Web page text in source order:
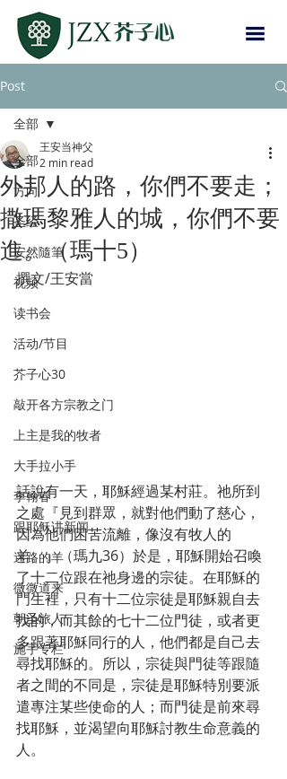
Post
全部
方向
圣经
安然隨筆
视频
读书会
活动/节目
芥子心30
敲开各方宗教之门
上主是我的牧者
大手拉小手
李翰春
跟耶稣讲新闻
迷路的羊
微微道来
朝圣旅人
施宇专栏
全部
外邦人的路，你們不要走；
撒瑪黎雅人的城，你們不要
進。（瑪十5）
王安当神父
2 min read
撰文/王安當
話說有一天，耶穌經過某村莊。祂所到
之處『見到群眾，就對他們動了慈心，
因為他們困苦流離，像沒有牧人的
羊。』（瑪九36）於是，耶穌開始召喚
了十二位跟在祂身邊的宗徒。在耶穌的
門生裡，只有十二位宗徒是耶穌親自去
找的，而其餘的七十二位門徒，或者更
多跟著耶穌同行的人，他們都是自己去
尋找耶穌的。所以，宗徒與門徒等跟隨
者之間的不同是，宗徒是耶穌特別要派
遣專注某些使命的人；而門徒是前來尋
找耶穌，並渴望向耶穌討教生命意義的
人。